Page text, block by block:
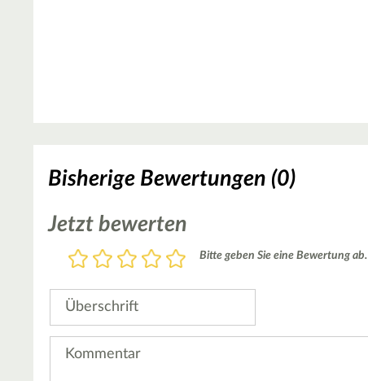
Bisherige Bewertungen (0)
Jetzt bewerten
Bewertung
5
4
3
2
1
Bitte geben Sie eine Bewertung ab.
Überschrift